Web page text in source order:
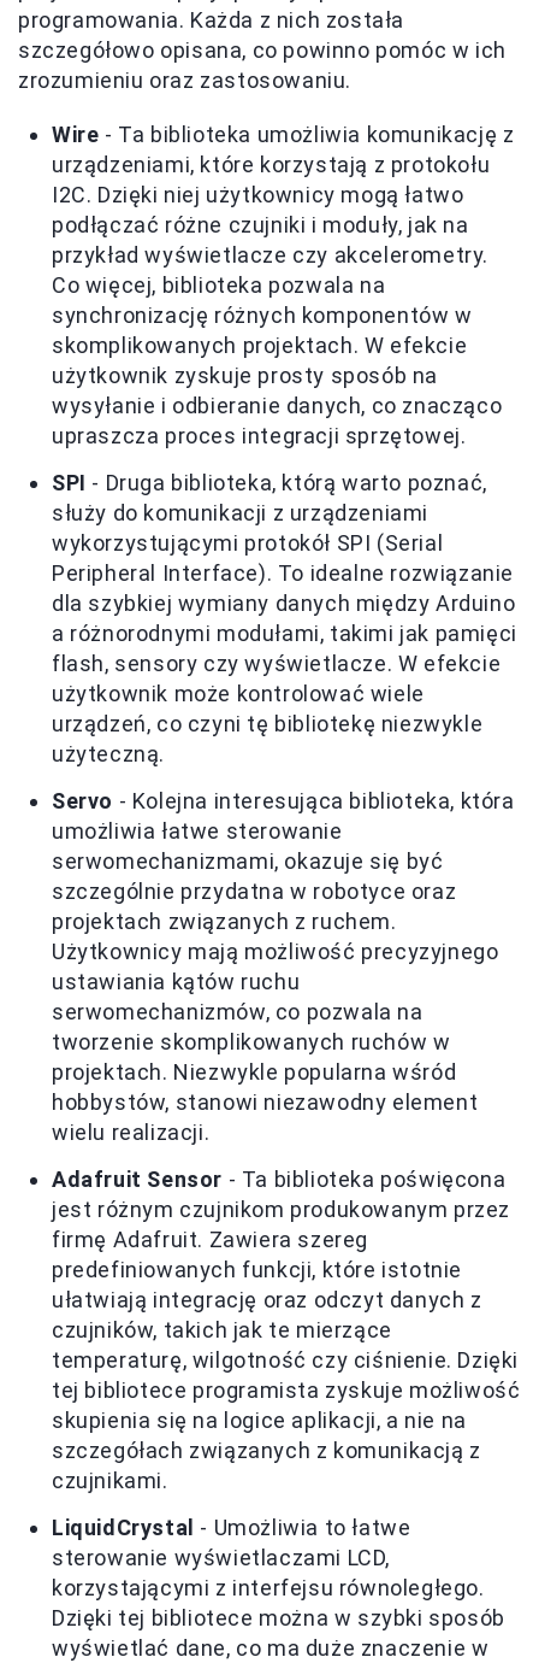
programowania. Każda z nich została
szczegółowo opisana, co powinno pomóc w ich
zrozumieniu oraz zastosowaniu.
Wire - Ta biblioteka umożliwia komunikację z
urządzeniami, które korzystają z protokołu
I2C. Dzięki niej użytkownicy mogą łatwo
podłączać różne czujniki i moduły, jak na
przykład wyświetlacze czy akcelerometry.
Co więcej, biblioteka pozwala na
synchronizację różnych komponentów w
skomplikowanych projektach. W efekcie
użytkownik zyskuje prosty sposób na
wysyłanie i odbieranie danych, co znacząco
upraszcza proces integracji sprzętowej.
SPI - Druga biblioteka, którą warto poznać,
służy do komunikacji z urządzeniami
wykorzystującymi protokół SPI (Serial
Peripheral Interface). To idealne rozwiązanie
dla szybkiej wymiany danych między Arduino
a różnorodnymi modułami, takimi jak pamięci
flash, sensory czy wyświetlacze. W efekcie
użytkownik może kontrolować wiele
urządzeń, co czyni tę bibliotekę niezwykle
użyteczną.
Servo - Kolejna interesująca biblioteka, która
umożliwia łatwe sterowanie
serwomechanizmami, okazuje się być
szczególnie przydatna w robotyce oraz
projektach związanych z ruchem.
Użytkownicy mają możliwość precyzyjnego
ustawiania kątów ruchu
serwomechanizmów, co pozwala na
tworzenie skomplikowanych ruchów w
projektach. Niezwykle popularna wśród
hobbystów, stanowi niezawodny element
wielu realizacji.
Adafruit Sensor - Ta biblioteka poświęcona
jest różnym czujnikom produkowanym przez
firmę Adafruit. Zawiera szereg
predefiniowanych funkcji, które istotnie
ułatwiają integrację oraz odczyt danych z
czujników, takich jak te mierzące
temperaturę, wilgotność czy ciśnienie. Dzięki
tej bibliotece programista zyskuje możliwość
skupienia się na logice aplikacji, a nie na
szczegółach związanych z komunikacją z
czujnikami.
LiquidCrystal - Umożliwia to łatwe
sterowanie wyświetlaczami LCD,
korzystającymi z interfejsu równoległego.
Dzięki tej bibliotece można w szybki sposób
wyświetlać dane, co ma duże znaczenie w